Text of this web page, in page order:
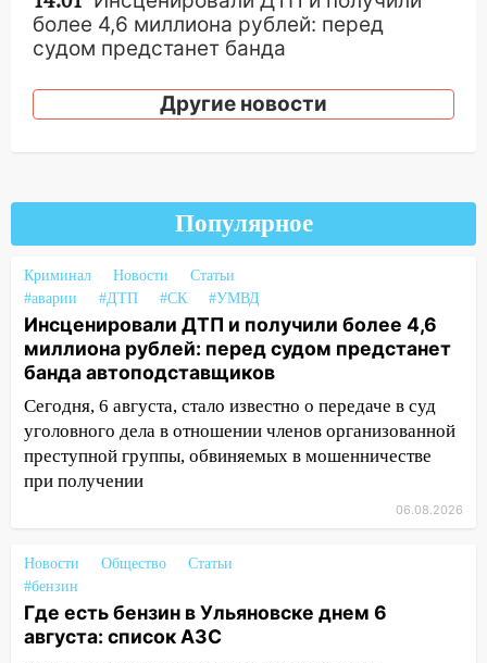
более 4,6 миллиона рублей: перед
судом предстанет банда
13:36 В Инзе произошел крупный пожар
обвиняли в жестоком обращении с
12:28
Миллион на «льготниках»: в
Ульяновской области перевозчик
провернул хитрую схему с чужими
проездными
12:10 Ульяновский алиментщик накопил
120 тысяч долга
11:49 Снят режим «Ракетная
опасность» на территории Ульяновской
области
2027 года импорт, выпуск и обращение
бензина Евро 2, Евро 3, Евро 4
11:12 Соцсети: на Рябикова автомобиль
врезался в забор
Другие новости
Популярное
Криминал Новости
Статьи
#аварии
#ДТП #СК #УМВД
Инсценировали ДТП и получили более 4,6
миллиона рублей: перед судом предстанет
банда автоподставщиков
Сегодня, 6 августа, стало известно о передаче в суд
уголовного дела в отношении членов организованной
преступной группы, обвиняемых в мошенничестве
при получении
06.08.2026
Новости Общество
Статьи
#бензин
Где есть бензин в Ульяновске днем 6
августа: список АЗС